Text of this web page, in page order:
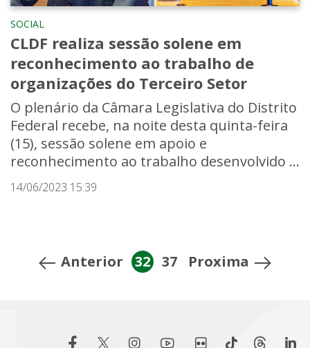
SOCIAL
CLDF realiza sessão solene em
reconhecimento ao trabalho de
organizações do Terceiro Setor
O plenário da Câmara Legislativa do Distrito
Federal recebe, na noite desta quinta-feira
(15), sessão solene em apoio e
reconhecimento ao trabalho desenvolvido ...
14/06/2023 15:39
Anterior 32 37 Proxima